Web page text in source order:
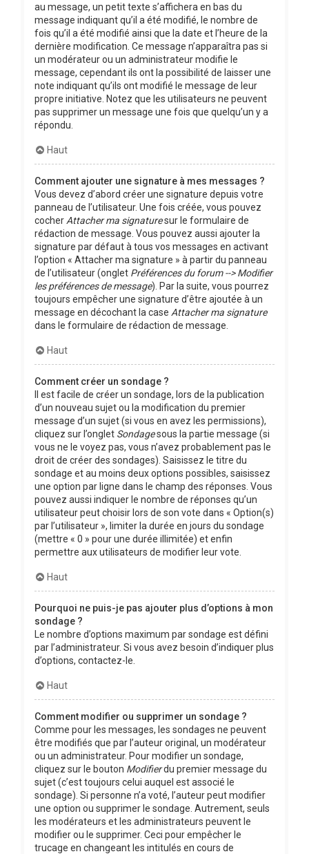
au message, un petit texte s’affichera en bas du
message indiquant qu’il a été modifié, le nombre de
fois qu’il a été modifié ainsi que la date et l’heure de la
dernière modification. Ce message n’apparaîtra pas si
un modérateur ou un administrateur modifie le
message, cependant ils ont la possibilité de laisser une
note indiquant qu’ils ont modifié le message de leur
propre initiative. Notez que les utilisateurs ne peuvent
pas supprimer un message une fois que quelqu’un y a
répondu.
Haut
Comment ajouter une signature à mes messages ?
Vous devez d’abord créer une signature depuis votre
panneau de l’utilisateur. Une fois créée, vous pouvez
cocher Attacher ma signaturesur le formulaire de
rédaction de message. Vous pouvez aussi ajouter la
signature par défaut à tous vos messages en activant
l’option « Attacher ma signature » à partir du panneau
de l’utilisateur (onglet Préférences du forum --> Modifier
les préférences de message). Par la suite, vous pourrez
toujours empêcher une signature d’être ajoutée à un
message en décochant la case Attacher ma signature
dans le formulaire de rédaction de message.
Haut
Comment créer un sondage ?
Il est facile de créer un sondage, lors de la publication
d’un nouveau sujet ou la modification du premier
message d’un sujet (si vous en avez les permissions),
cliquez sur l’onglet Sondagesous la partie message (si
vous ne le voyez pas, vous n’avez probablement pas le
droit de créer des sondages). Saisissez le titre du
sondage et au moins deux options possibles, saisissez
une option par ligne dans le champ des réponses. Vous
pouvez aussi indiquer le nombre de réponses qu’un
utilisateur peut choisir lors de son vote dans « Option(s)
par l’utilisateur », limiter la durée en jours du sondage
(mettre « 0 » pour une durée illimitée) et enfin
permettre aux utilisateurs de modifier leur vote.
Haut
Pourquoi ne puis-je pas ajouter plus d’options à mon
sondage ?
Le nombre d’options maximum par sondage est défini
par l’administrateur. Si vous avez besoin d’indiquer plus
d’options, contactez-le.
Haut
Comment modifier ou supprimer un sondage ?
Comme pour les messages, les sondages ne peuvent
être modifiés que par l’auteur original, un modérateur
ou un administrateur. Pour modifier un sondage,
cliquez sur le bouton Modifierdu premier message du
sujet (c’est toujours celui auquel est associé le
sondage). Si personne n’a voté, l’auteur peut modifier
une option ou supprimer le sondage. Autrement, seuls
les modérateurs et les administrateurs peuvent le
modifier ou le supprimer. Ceci pour empêcher le
trucage en changeant les intitulés en cours de